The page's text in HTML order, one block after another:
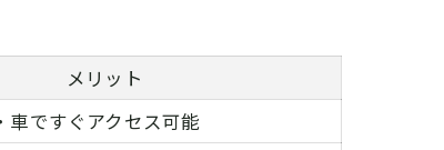
メリット
車ですぐアクセス可能